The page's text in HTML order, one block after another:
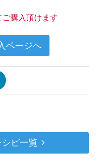
購入頂けます
ページへ
ピ一覧